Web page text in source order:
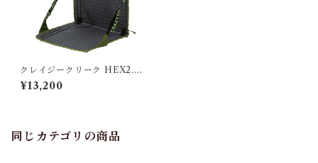
クレイジークリーク HEX2.0
ロングバックチェア オリー
ブ／スレート
¥13,200
同じカテゴリの商品